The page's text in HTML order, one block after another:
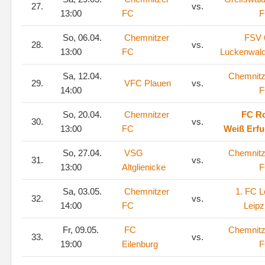
27.
13:00
FC
vs.
28.
So, 06.04.
13:00
Chemnitzer
FC
vs.
FSV
29.
Sa, 12.04.
14:00
VFC Plauen vs.
30.
So, 20.04.
13:00
Chemnitzer
FC
vs.
FC
Weiß
31.
So, 27.04.
13:00
VSG
Altglienicke
vs.
32.
Sa, 03.05.
14:00
Chemnitzer
FC
vs.
1. FC
33.
Fr, 09.05.
19:00
FC
Eilenburg
vs.